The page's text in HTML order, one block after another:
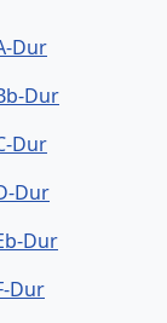
Dur
Dur
Dur
Dur
Dur
Dur